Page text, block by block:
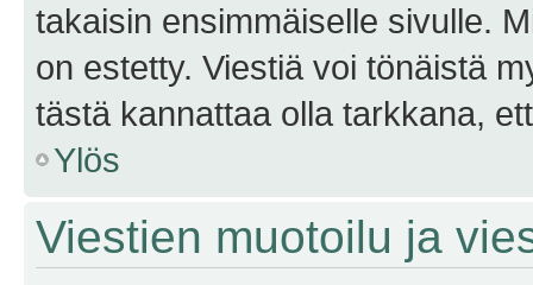
takaisin ensimmäiselle sivulle.
on estetty. Viestiä voi tönäistä
tästä kannattaa olla tarkkana,
Ylös
Viestien muotoilu ja